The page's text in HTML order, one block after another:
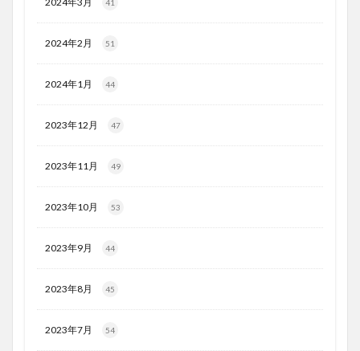
41
2024年2月 51
2024年1月 44
2023年12月 47
2023年11月 49
2023年10月 53
2023年9月 44
2023年8月 45
2023年7月 54